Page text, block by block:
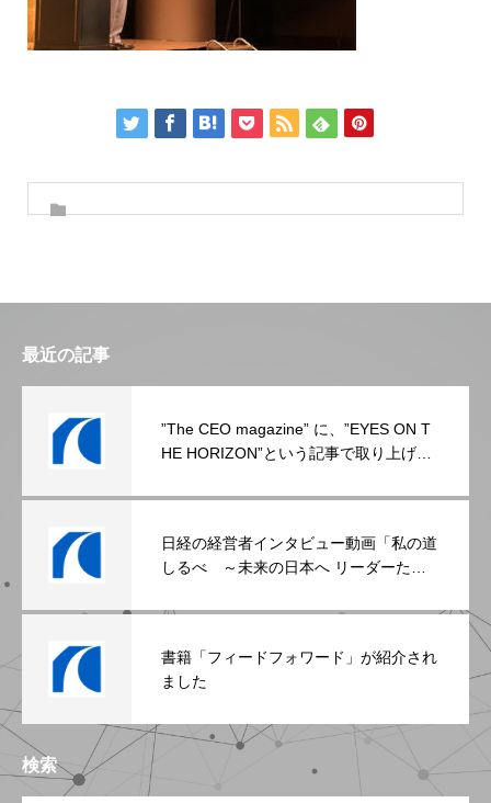
最近の記事
”The CEO magazine” に、”EYES ON T
HE HORIZON”という記事で取り上げら
日経の経営者インタビュー動画「私の道
しるべ ～未来の日本へ リーダーたち
書籍「フィードフォワード」が紹介され
ました
検索